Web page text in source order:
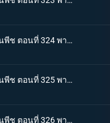
One piece วันพีช ตอนที่ 324 พากย์ไทย ใบค่าหัวกระจายไปทั่ว บ้านเกิดเริงร่ากับเรือที่มุ่งหน้า!
One piece วันพีช ตอนที่ 325 พากย์ไทย ความสามารถสุดชั่วร้าย! ความมืดของหนวดดำจู่โจมเอส!
One piece วันพีช ตอนที่ 326 พากย์ไทย กลุ่มโจรสลัดปริศนา! เรือซันนี่และกับดักอันตราย!!!